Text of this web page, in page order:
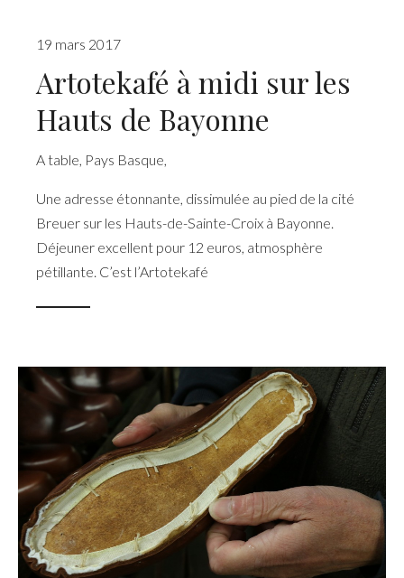
19 mars 2017
Artotekafé à midi sur les
Hauts de Bayonne
A table, Pays Basque,
Une adresse étonnante, dissimulée au pied de la cité
Breuer sur les Hauts-de-Sainte-Croix à Bayonne.
Déjeuner excellent pour 12 euros, atmosphère
pétillante. C’est l’Artotekafé